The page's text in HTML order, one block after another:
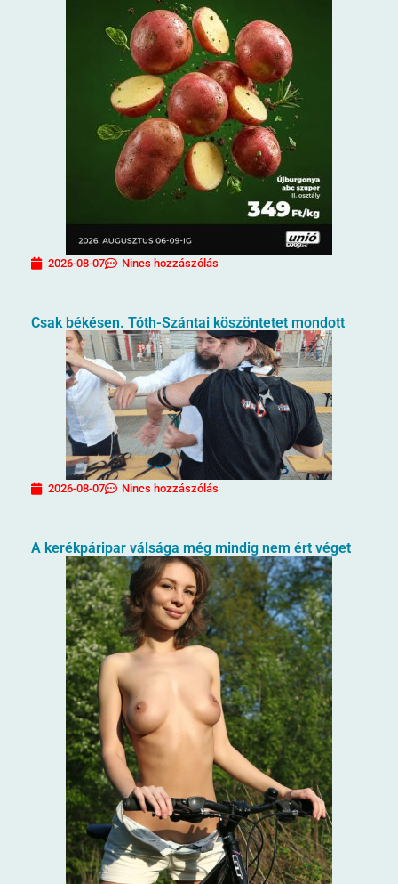
2026-08-07 Nincs hozzászólás
Csak békésen. Tóth-Szántai köszöntetet mondott
2026-08-07 Nincs hozzászólás
A kerékpáripar válsága még mindig nem ért véget